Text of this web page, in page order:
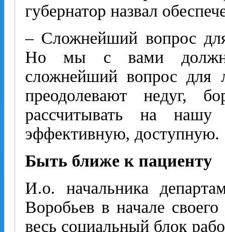
губернатор назвал
– Сложнейший вопрос
Но мы с вами должны
сложнейший вопрос для
преодолевают недуг,
рассчитывать на
эффективную, доступную.
Быть ближе к пациенту
И.о. начальника
Воробьев в начале
весь социальный блок